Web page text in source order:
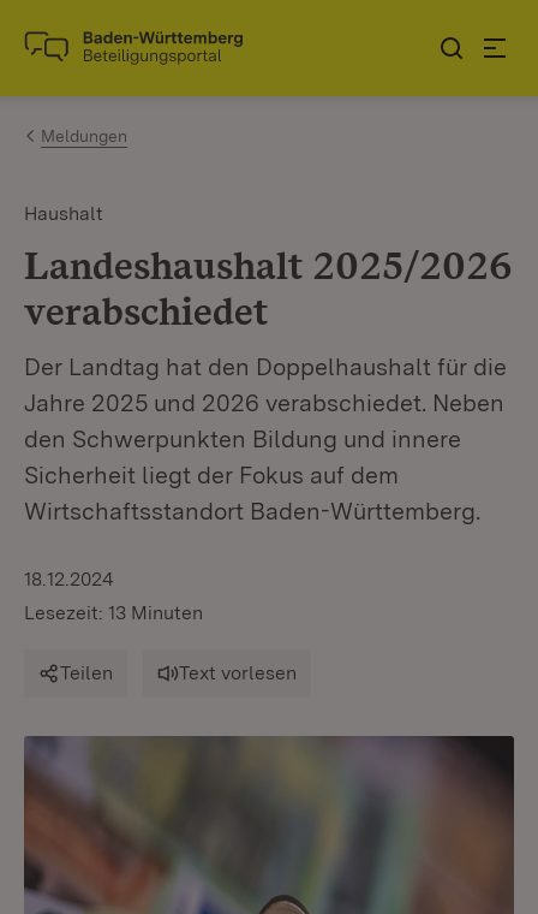
Zum Inhalt springen
Link zur Startseite
Meldungen
Haushalt
Landeshaushalt 2025/2026
verabschiedet
Der Landtag hat den Doppelhaushalt für die
Jahre 2025 und 2026 verabschiedet. Neben
den Schwerpunkten Bildung und innere
Sicherheit liegt der Fokus auf dem
Wirtschaftsstandort Baden-Württemberg.
18.12.2024
Lesezeit: 13 Minuten
Teilen Text vorlesen